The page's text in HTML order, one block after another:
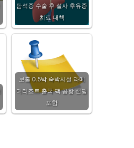
담석증 수술 후 설사 후유증
치료 대책
보홀 0.5박 숙박시설 라메
디리조트 출국 팩 공항 샌딩
포함